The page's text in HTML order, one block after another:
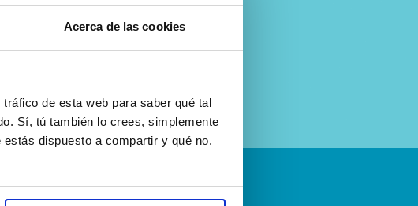
Acerca de las cookies
de esta web para saber qué tal
Sí, tú también lo crees, simplemente
dispuesto a compartir y qué no.